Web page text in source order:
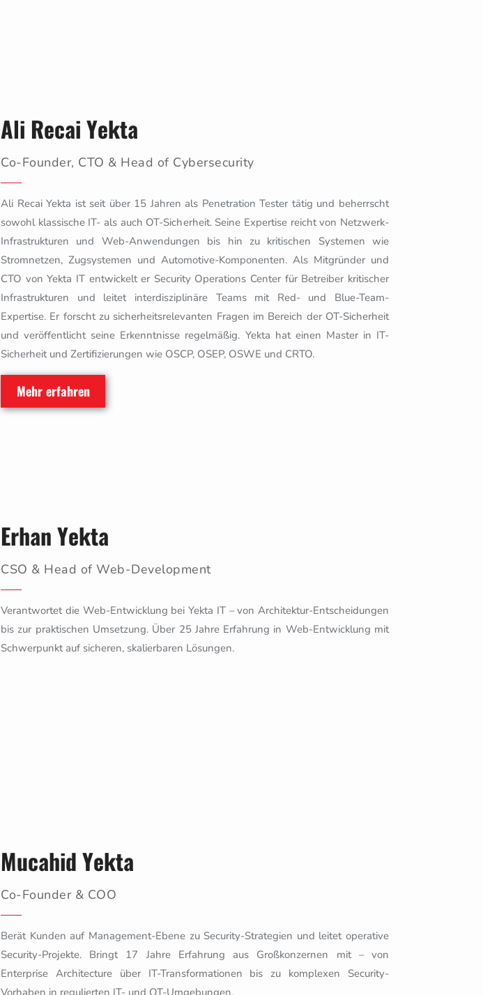
Ali Recai Yekta
Co-Founder, CTO & Head of Cybersecurity
Ali Recai Yekta ist seit über 15 Jahren als Penetration Tester tätig und beherrscht
sowohl klassische IT- als auch OT-Sicherheit. Seine Expertise reicht von Netzwerk-
Infrastrukturen und Web-Anwendungen bis hin zu kritischen Systemen wie
Stromnetzen, Zugsystemen und Automotive-Komponenten. Als Mitgründer und
CTO von Yekta IT entwickelt er Security Operations Center für Betreiber kritischer
Infrastrukturen und leitet interdisziplinäre Teams mit Red- und Blue-Team-
Expertise. Er forscht zu sicherheitsrelevanten Fragen im Bereich der OT-Sicherheit
und veröffentlicht seine Erkenntnisse regelmäßig. Yekta hat einen Master in IT-
Sicherheit und Zertifizierungen wie OSCP, OSEP, OSWE und CRTO.
Mehr erfahren
Erhan Yekta
CSO & Head of Web-Development
Verantwortet die Web-Entwicklung bei Yekta IT – von Architektur-Entscheidungen
bis zur praktischen Umsetzung. Über 25 Jahre Erfahrung in Web-Entwicklung mit
Schwerpunkt auf sicheren, skalierbaren Lösungen.
Mucahid Yekta
Co-Founder & COO
Berät Kunden auf Management-Ebene zu Security-Strategien und leitet operative
Security-Projekte. Bringt 17 Jahre Erfahrung aus Großkonzernen mit – von
Enterprise Architecture über IT-Transformationen bis zu komplexen Security-
Vorhaben in regulierten IT- und OT-Umgebungen.